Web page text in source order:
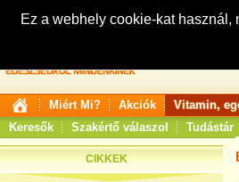
Ez a webhely cookie-kat
Miért Mi? Akciók Vitamin,
Keresők
Szakértő válaszol Tudástár
CIKKEK